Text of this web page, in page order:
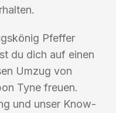
Pfeffer
du dich auf einen
Umzug von
Tyne freuen.
und unser Know-